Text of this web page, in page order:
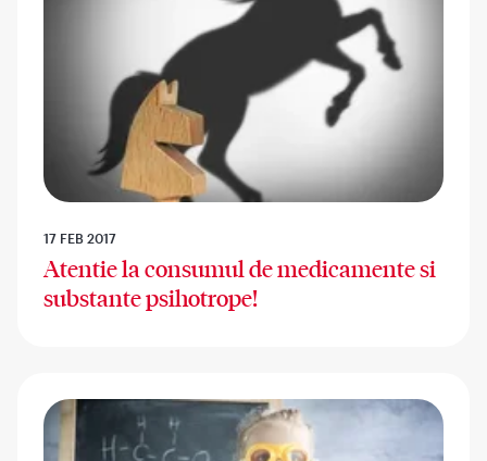
17 FEB 2017
Atentie la consumul de medicamente si
substante psihotrope!